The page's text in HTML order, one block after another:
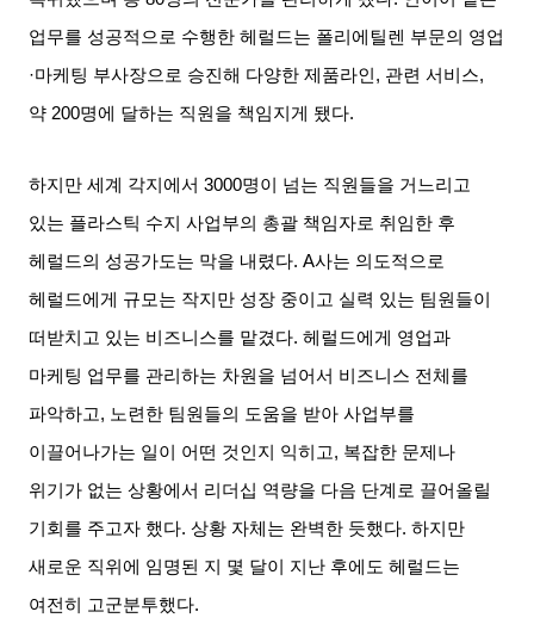
업무를 성공적으로 수행한 헤럴드는 폴리에틸렌 부문의 영업
·마케팅 부사장으로 승진해 다양한 제품라인 , 관련 서비스,
약 200명에 달하는 직원을 책임지게 됐다.
하지만 세계 각지에서 3000명이 넘는 직원들을 거느리고
있는 플라스틱 수지 사업부의 총괄 책임자로 취임한 후
헤럴드의 성공가도는 막을 내렸다. A사는 의도적으로
헤럴드에게 규모는 작지만 성장 중이고 실력 있는 팀원들이
떠받치고 있는 비즈니스를 맡겼다.헤럴드에게 영업과
마케팅 업무를 관리하는 차원을 넘어서 비즈니스 전체를
파악하고, 노련한 팀원들의 도움을 받아 사업부를
이끌어나가는 일이 어떤 것인지 익히고, 복잡한 문제나
위기가 없는 상황에서 리더십 역량을 다음 단계로 끌어올릴
기회를 주고자 했다.상황 자체는 완벽한 듯했다.하지만
새로운 직위에 임명된 지 몇 달이 지난 후에도 헤럴드는
여전히 고군분투했다.